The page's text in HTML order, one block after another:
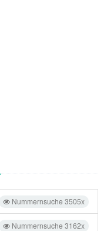
Nummernsuche 3505x
Nummernsuche 3162x